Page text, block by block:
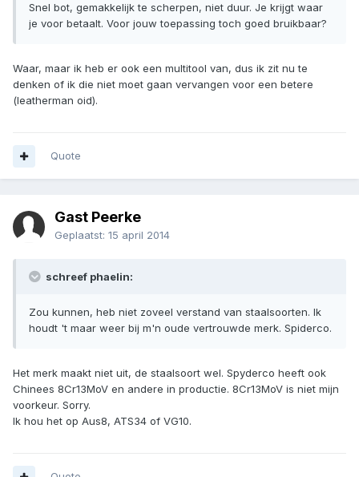
Snel bot, gemakkelijk te scherpen, niet duur. Je krijgt waar
je voor betaalt. Voor jouw toepassing toch goed bruikbaar?
Waar, maar ik heb er ook een multitool van, dus ik zit nu te
denken of ik die niet moet gaan vervangen voor een betere
(leatherman oid).
Quote
Gast Peerke
Geplaatst: 15 april 2014
schreef phaelin:
Zou kunnen, heb niet zoveel verstand van staalsoorten. Ik
houdt 't maar weer bij m'n oude vertrouwde merk. Spiderco.
Het merk maakt niet uit, de staalsoort wel. Spyderco heeft ook
Chinees 8Cr13MoV en andere in productie. 8Cr13MoV is niet mijn
voorkeur. Sorry.
Ik hou het op Aus8, ATS34 of VG10.